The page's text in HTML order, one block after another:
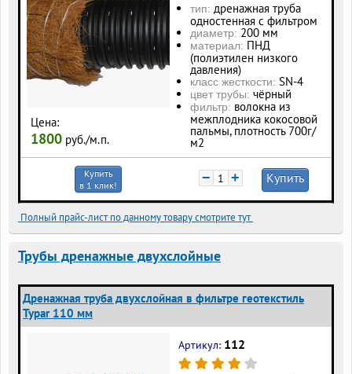
Цена:
1800 руб./м.п.
тип: дренажная труба
одностенная с фильтром
диаметр: 200 мм
материал: ПНД
(полиэтилен низкого
давления)
класс жесткости: SN-4
цвет трубы: чёрный
фильтр: волокна из
межплодника кокосовой
пальмы, плотность 700г/
м2
Купить
в 1 клик!
− + Купить
Полный прайс-лист по данному товару смотрите тут
Трубы дренажные двухслойные
Дренажная труба двухслойная в фильтре геотекстиль
Typar 110 мм
Артикул: 112